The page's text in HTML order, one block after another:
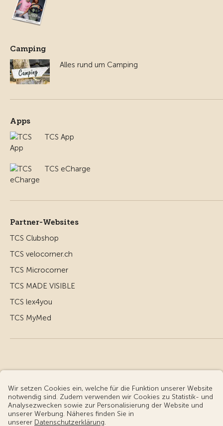
Camping
Alles rund um Camping
Apps
TCS App
TCS eCharge
Partner-Websites
TCS Clubshop
TCS velocorner.ch
TCS Microcorner
TCS MADE VISIBLE
TCS lex4you
TCS MyMed